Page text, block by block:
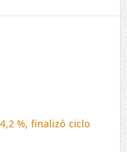
%, finalizó ciclo